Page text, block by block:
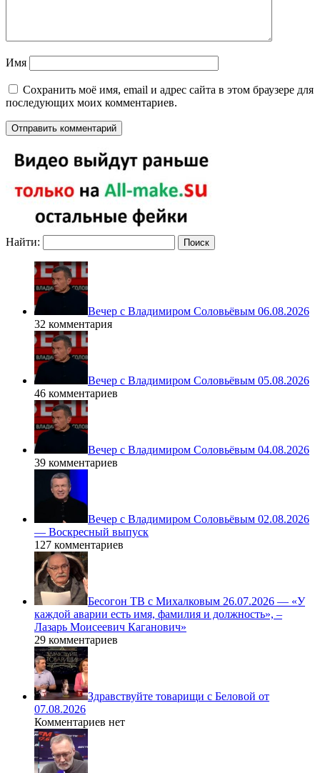
Имя
Сохранить моё имя, email и адрес сайта в этом браузере для
последующих моих комментариев.
Найти:
Вечер с Владимиром Соловьёвым 06.08.2026
32 комментария
Вечер с Владимиром Соловьёвым 05.08.2026
46 комментариев
Вечер с Владимиром Соловьёвым 04.08.2026
39 комментариев
Вечер с Владимиром Соловьёвым 02.08.2026
— Воскресный выпуск
127 комментариев
Бесогон ТВ с Михалковым 26.07.2026 — «У
каждой аварии есть имя, фамилия и должность», –
Лазарь Моисеевич Каганович»
29 комментариев
Здравствуйте товарищи с Беловой от
07.08.2026
Комментариев нет